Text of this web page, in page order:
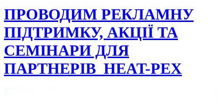
ПРОВОДИМ РЕКЛАМНУ
ПІДТРИМКУ, АКЦІЇ ТА
СЕМІНАРИ ДЛЯ
ПАРТНЕРІВ HEAT-PEX